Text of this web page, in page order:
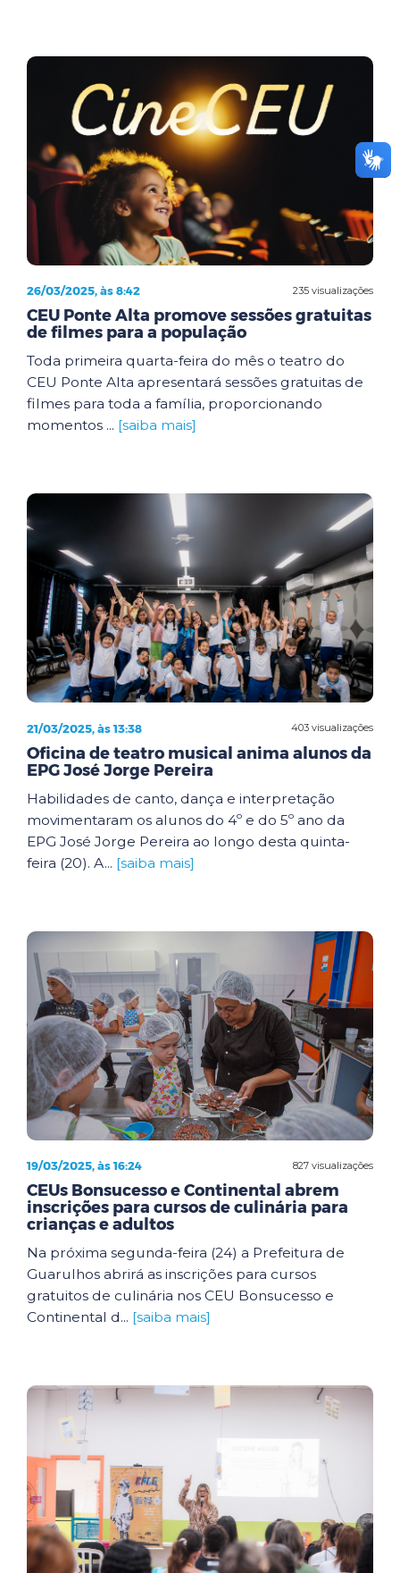
235 visualizações
26/03/2025, às 8:42
CEU Ponte Alta promove sessões gratuitas
de filmes para a população
Toda primeira quarta-feira do mês o teatro do
CEU Ponte Alta apresentará sessões gratuitas de
filmes para toda a família, proporcionando
momentos ... [saiba mais]
403 visualizações
21/03/2025, às 13:38
Oficina de teatro musical anima alunos da
EPG José Jorge Pereira
Habilidades de canto, dança e interpretação
movimentaram os alunos do 4º e do 5º ano da
EPG José Jorge Pereira ao longo desta quinta-
feira (20). A... [saiba mais]
827 visualizações
19/03/2025, às 16:24
CEUs Bonsucesso e Continental abrem
inscrições para cursos de culinária para
crianças e adultos
Na próxima segunda-feira (24) a Prefeitura de
Guarulhos abrirá as inscrições para cursos
gratuitos de culinária nos CEU Bonsucesso e
Continental d... [saiba mais]